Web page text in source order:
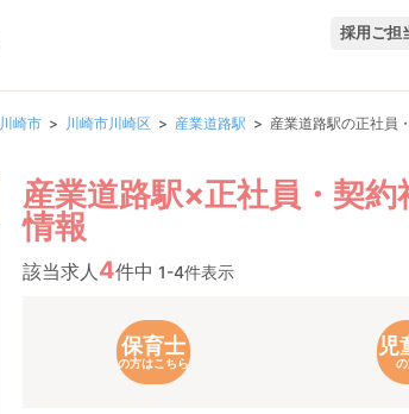
採用ご担
川崎市 川崎市川崎区 産業道路駅 産業道路駅の正社員
産業道路駅×正社員・契
情報
該当求人 4件中 1-4件表示
保育士
の方はこちら
児